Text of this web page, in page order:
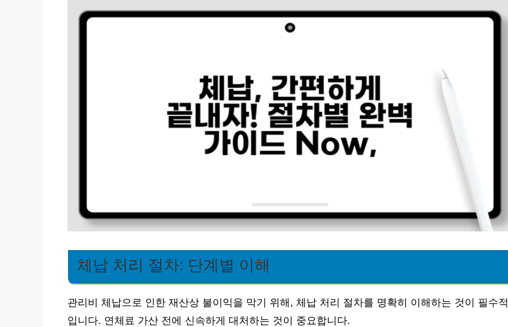
체납 처리 절차: 단계별 이해
관리비 체납으로 인한 재산상 불이익을 막기 위해, 체납 처리 절차를 명확히 이해하는 것이 필수적
입니다. 연체료 가산 전에 신속하게 대처하는 것이 중요합니다.